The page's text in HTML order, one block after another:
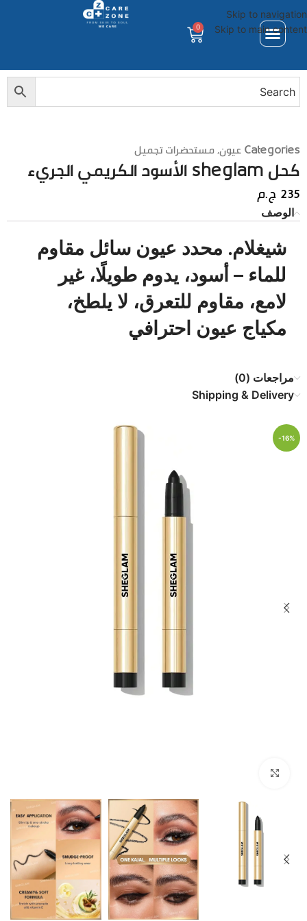
Skip to navigation
Skip to main content
0
Categoriesعيون,مستحضرات تجميل
كحل sheglam الأسود الكريمي الجريء
235ج.م
الوصف
شيغلام. محدد عيون سائل مقاوم
للماء – أسود، يدوم طويلًا، غير
لامع، مقاوم للتعرق، لا يلطخ،
مكياج عيون احترافي
مراجعات (0)
Shipping & Delivery
-16%